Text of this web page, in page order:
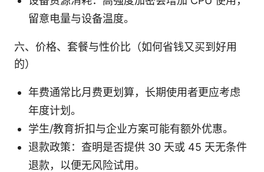
留意电量与设备温度。
六、价格、套餐与性价比（如何省钱又买到好用
的）
年费通常比月费更划算，长期使用者更应考虑
年度计划。
学生/教育折扣与企业方案可能有额外优惠。
退款政策：查明是否提供 30 天或 45 天无条件
退款，以便无风险试用。